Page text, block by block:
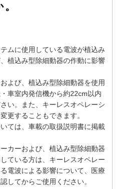
ムに使用している電波が植込み
植込み型除細動器の作動に影響
よび、植込み型除細動器を使用
車室内発信機から約22cm以内
い。また、キーレスオペレーシ
更することもできます。
ては、車載の取扱説明書に掲載
カーおよび、植込み型除細動器
ている方は、キーレスオペレー
電波による影響について、医療
してからご使用ください。